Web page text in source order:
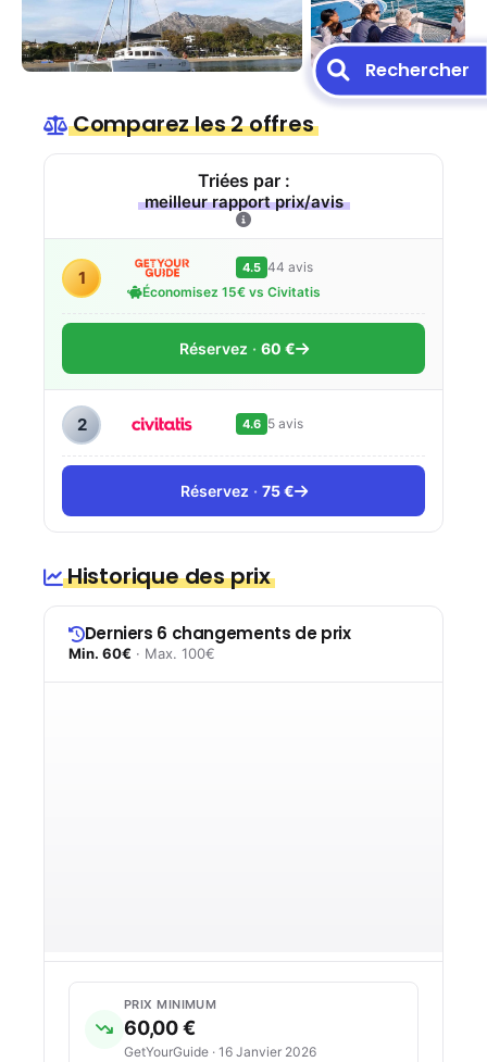
Comparez les 2 offres
Triées par :
meilleur rapport prix/avis
1 4.5 44 avis
Économisez 15€ vs Civitatis
Réservez 60 €
2 4.6 5 avis
Réservez 75 €
Historique des prix
Derniers 6 changements de prix
Min. 60€ · Max. 100€
PRIX MINIMUM
60,00 €
GetYourGuide · 16 Janvier 2026
Rechercher